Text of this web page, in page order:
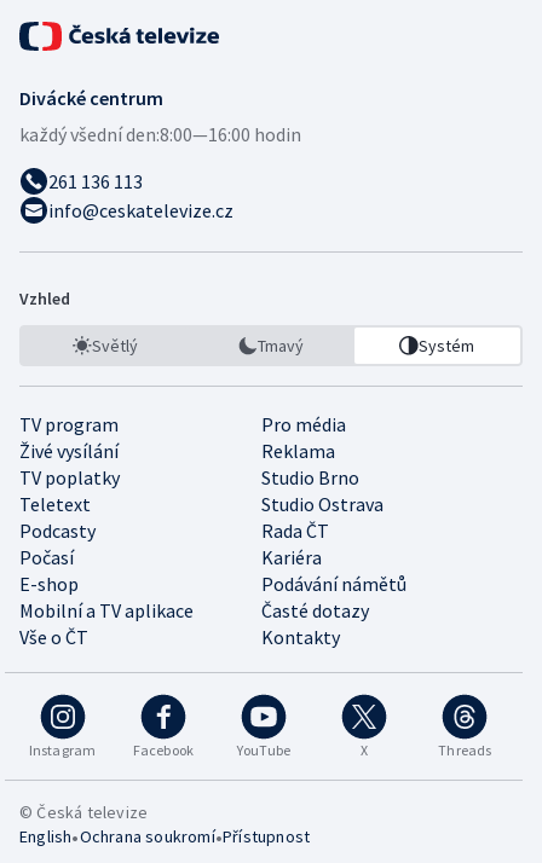
Divácké centrum
každý všední den:8:00—16:00 hodin
261 136 113
info@ceskatelevize.cz
Vzhled
Světlý Tmavý Systém
TV program
Pro média
Živé vysílání
Reklama
TV poplatky
Studio Brno
Teletext
Studio Ostrava
Podcasty
Rada ČT
Počasí
Kariéra
E-shop
Podávání námětů
Mobilní a TV aplikace
Časté dotazy
Vše o ČT
Kontakty
Instagram Facebook YouTube X Threads
© Česká televize
English•Ochrana soukromí•Přístupnost